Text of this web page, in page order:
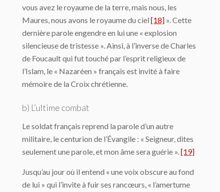
vous avez le royaume de la terre, mais nous, les
Maures, nous avons le royaume du ciel [18] ». Cette
dernière parole engendre en lui une « explosion
silencieuse de tristesse ». Ainsi, à l’inverse de Charles
de Foucault qui fut touché par l’esprit religieux de
l’Islam, le « Nazaréen » français est invité à faire
mémoire de la Croix chrétienne.
b) L’ultime combat
Le soldat français reprend la parole d’un autre
militaire, le centurion de l’Évangile : « Seigneur, dites
seulement une parole, et mon âme sera guérie ».[19]
Jusqu’au jour où il entend « une voix obscure au fond
de lui » qui l’invite à fuir ses rancœurs, « l’amertume